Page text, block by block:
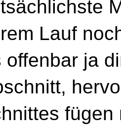
Lauf
offenbar ja